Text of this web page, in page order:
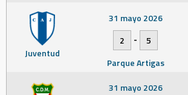
Juventud
31 mayo 2026
2
-
5
Parque Artigas
31 mayo 2026